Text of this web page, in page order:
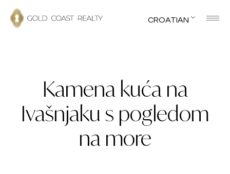
CROATIAN
Kamena kuća na
Ivašnjaku s pogledom
na more